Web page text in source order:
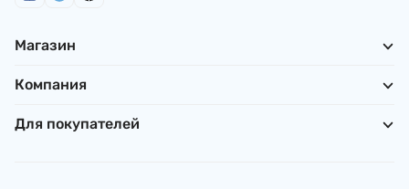
Магазин
Компания
Для покупателей